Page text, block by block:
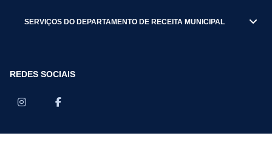
SERVIÇOS DO DEPARTAMENTO DE RECEITA MUNICIPAL
REDES SOCIAIS